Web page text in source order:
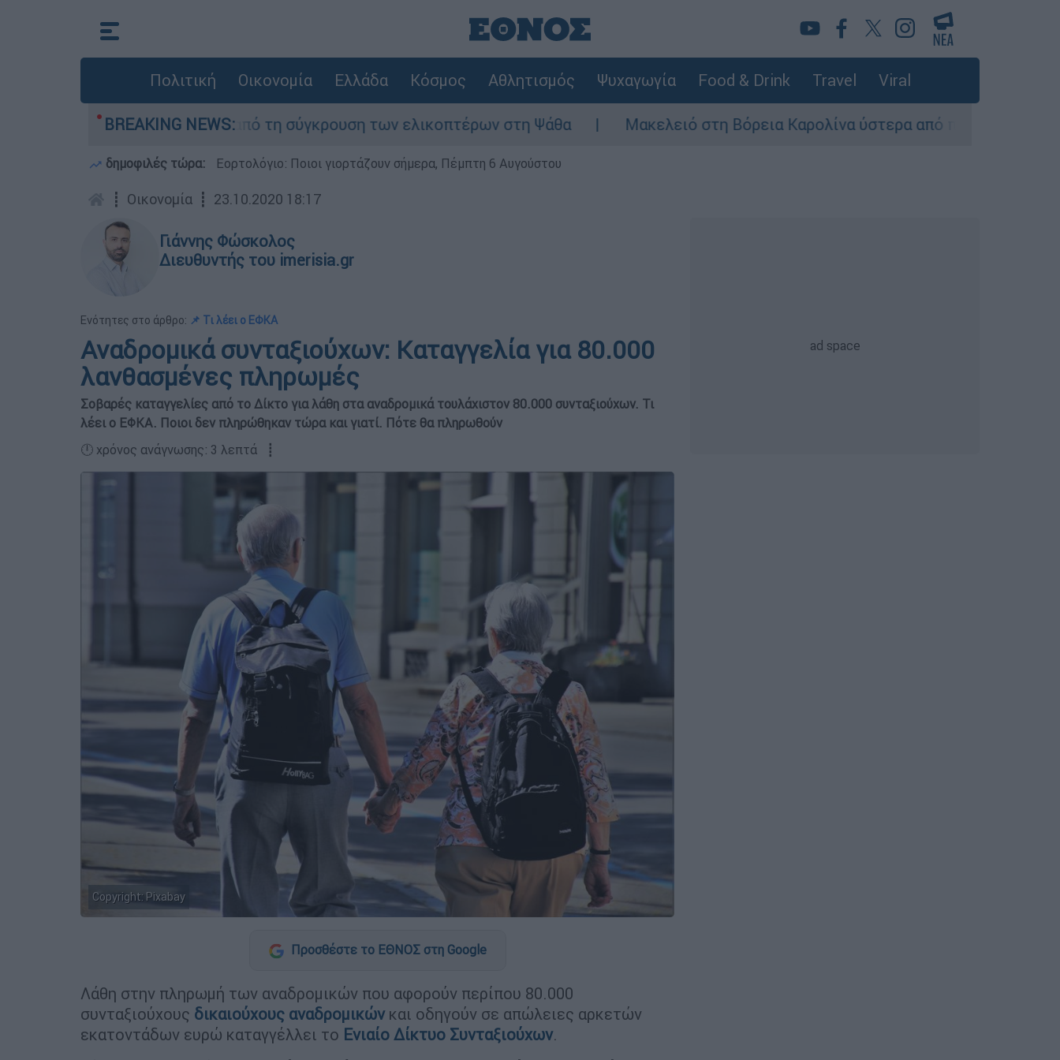
Πολιτική Οικονομία Ελλάδα Κόσμος Αθλητισμός Ψυχαγωγία Food & Drink Travel Viral
BREAKING NEWS:
οι δύο τραυματίες από τη σύγκρουση των ελικοπτέρων στη Ψάθα Μακελειό στη Βόρεια Καρολίνα ύστερα από πυροβολισμούς: Νεκροί
δημοφιλές τώρα: Εορτολόγιο: Ποιοι γιορτάζουν σήμερα, Πέμπτη 6 Αυγούστου
┋ Οικονομία ┋ 23.10.2020 18:17
Γιάννης Φώσκολος
Διευθυντής του imerisia.gr
Ενότητες στο άρθρο: 📌 Τι λέει ο ΕΦΚΑ
Αναδρομικά συνταξιούχων: Καταγγελία για 80.000
λανθασμένες πληρωμές
Σοβαρές καταγγελίες από το Δίκτο για λάθη στα αναδρομικά τουλάχιστον 80.000 συνταξιούχων. Τι
λέει ο ΕΦΚΑ. Ποιοι δεν πληρώθηκαν τώρα και γιατί. Πότε θα πληρωθούν
🕛 χρόνος ανάγνωσης: 3 λεπτά ┋
Copyright: Pixabay
Προσθέστε το ΕΘΝΟΣ στη Google
Λάθη στην πληρωμή των αναδρομικών που αφορούν περίπου 80.000
συνταξιούχους δικαιούχους αναδρομικών και οδηγούν σε απώλειες αρκετών
εκατοντάδων ευρώ καταγγέλλει το Ενιαίο Δίκτυο Συνταξιούχων.